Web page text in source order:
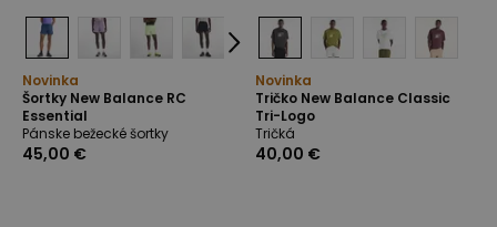
Novinka
Šortky New Balance RC
Essential
Pánske bežecké šortky
45,00 €
Novinka
Tričko New Balance Classic
Tri-Logo
Tričká
40,00 €